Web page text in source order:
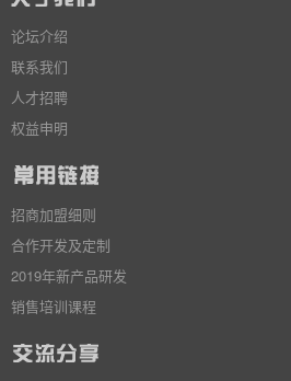
论坛介绍
联系我们
人才招聘
权益申明
招商加盟细则
合作开发及定制
2019年新产品研发
销售培训课程